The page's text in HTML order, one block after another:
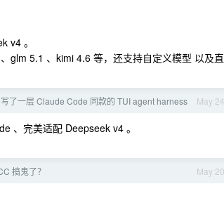
v4 。
glm 5.1 、kimi 4.6 等，还支持自定义模型 以及直
May 24
了一层 Claude Code 同款的 TUI agent harness
、完美适配 Deepseek v4 。
May 20
搞鬼了？